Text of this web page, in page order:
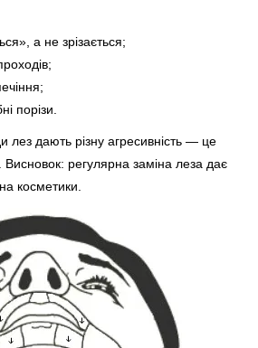
а не зрізається;
порізи.
лез дають різну агресивність — це
Висновок: регулярна заміна леза дає
косметики.